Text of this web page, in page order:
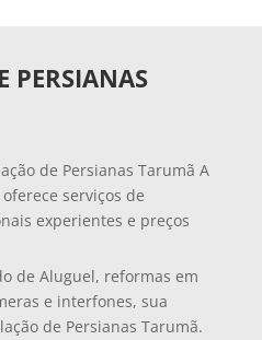
PERSIANAS
de Persianas Tarumã A
serviços de
experientes e preços
de Aluguel, reformas em
e interfones, sua
de Persianas Tarumã.